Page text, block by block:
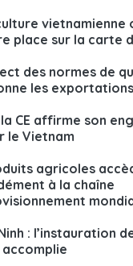
vietnamienne
place sur la carte
des normes de
les
la CE affirme son
le Vietnam
agricoles
à la chaîne
: l’instauration